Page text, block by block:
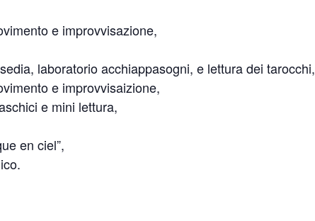
e improvvisazione,
laboratorio acchiappasogni, e lettura dei tarocchi,
e improvvisaizione,
e mini lettura,
en ciel”,